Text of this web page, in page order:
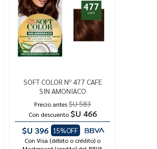
SOFT COLOR Nº 477 CAFE
SIN AMONIACO
Precio antes$U 583
Con descuento $U 466
$U 396
15%OFF
Con Visa (débito o crédito) o